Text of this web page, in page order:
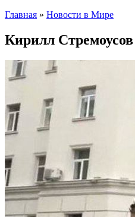
Главная » Новости в Мире
Кирилл